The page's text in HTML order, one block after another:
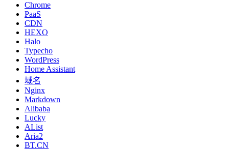
Chrome
PaaS
CDN
HEXO
Halo
Typecho
WordPress
Home Assistant
域名
Nginx
Markdown
Alibaba
Lucky
AList
Aria2
BT.CN